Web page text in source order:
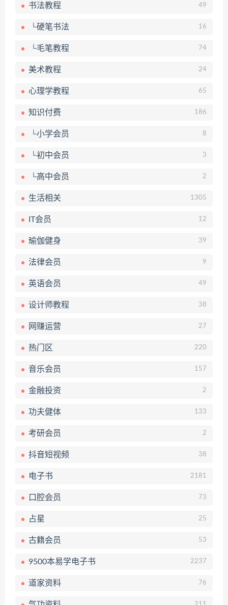
书法教程 49
└硬笔书法 16
└毛笔教程 74
美术教程 24
心理学教程 65
知识付费 186
└小学会员 8
└初中会员 3
└高中会员 2
生活相关 1305
IT会员 12
瑜伽健身 39
法律会员 9
英语会员 49
设计师教程 38
网赚运营 27
热门区 220
音乐会员 157
金融投资 2
功夫健体 133
考研会员 2
抖音短视频 38
电子书 2181
口腔会员 73
占星 25
古籍会员 53
9500本易学电子书 2237
道家资料 76